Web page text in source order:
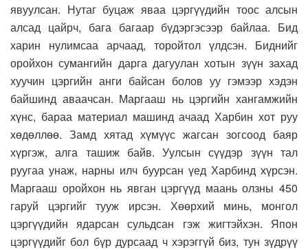
явуулсан. Нутаг буцаж яваа цэргүүдийн тоос алсын
алсад цайрч, бага багаар бүдэргэсээр байлаа. Бид
харин нулимсаа арчаад, торойтол үлдсэн. Биднийг
оройхон сумангийн дарга дагуулан хотын зүүн захад
хуучин цэргийн анги байсан болов уу гэмээр хэдэн
байшинд аваачсан. Маргааш нь цэргийн хангамжийн
хүнс, бараа материал машинд ачаад Харбин хот руу
хөдөллөө. Замд хятад хүмүүс жагсан зогсоод баяр
хүргэж, алга ташиж байв. Уулсын сүүдэр зүүн тал
руугаа унаж, нарны илч буурсан үед Харбинд хүрсэн.
Маргааш оройхон нь явган цэргүүд маань олзны 450
гаруй цэргийг тууж ирсэн. Хөөрхий минь, монгол
цэргүүдийн ядарсан сульдсан гэж жигтэйхэн. Япон
цэргүүдийг бол бүр дурсаад ч хэрэггүй биз, тун зүдрүү